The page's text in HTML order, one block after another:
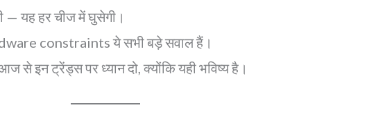
— यह हर चीज में घुसेगी।
constraints ये सभी बड़े सवाल हैं।
इन ट्रेंड्स पर ध्यान दो, क्योंकि यही भविष्य है।